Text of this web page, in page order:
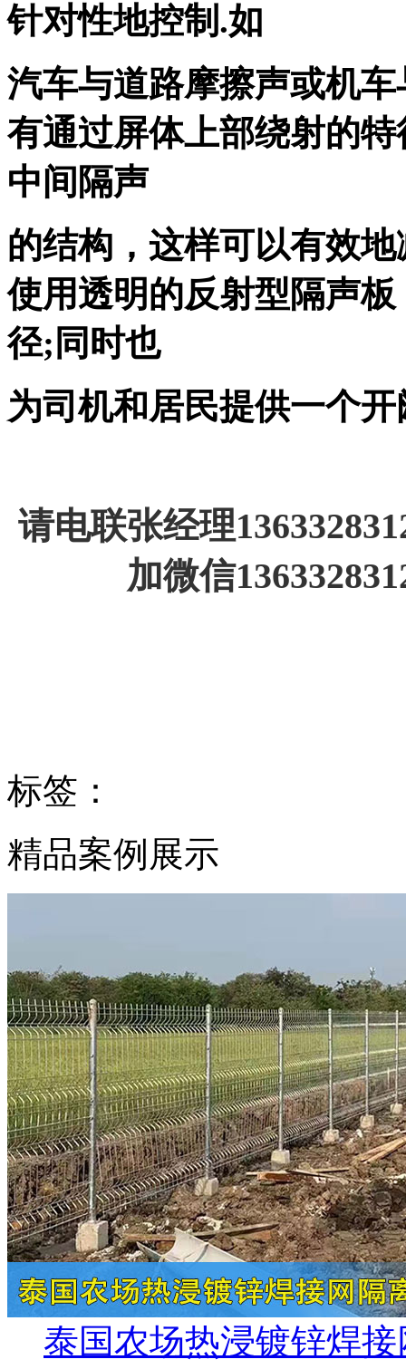
针对性地控制.如
汽车与道路摩擦声或机
有通过屏体上部绕射的
中间隔声
的结构，这样可以有效
使用透明的反射型隔声
径;同时也
为司机和居民提供一个
请电联张经理
加微信
标签：
精品案例展示
泰国农场热浸镀锌焊